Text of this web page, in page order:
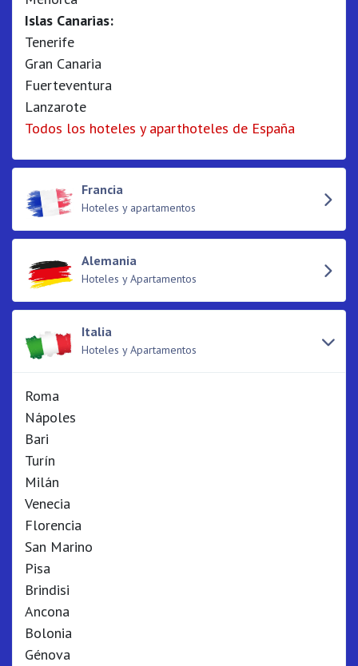
Islas Canarias:
Tenerife
Gran Canaria
Fuerteventura
Lanzarote
Todos los hoteles y aparthoteles de España
Francia
Hoteles y apartamentos
Alemania
Hoteles y Apartamentos
Italia
Hoteles y Apartamentos
Roma
Nápoles
Bari
Turín
Milán
Venecia
Florencia
San Marino
Pisa
Brindisi
Ancona
Bolonia
Génova